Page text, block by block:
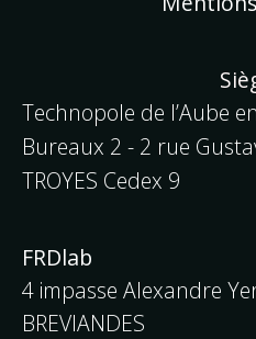
Technopole de l’Aube
Bureaux 2 - 2 rue
TROYES Cedex 9
FRDlab
4 impasse Alexandre
BREVIANDES